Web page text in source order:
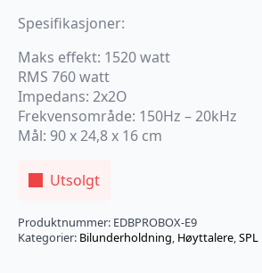
Spesifikasjoner:
Maks effekt: 1520 watt
RMS 760 watt
Impedans: 2x2O
Frekvensområde: 150Hz – 20kHz
Mål: 90 x 24,8 x 16 cm
Utsolgt
Produktnummer: EDBPROBOX-E9
Kategorier: Bilunderholdning, Høyttalere,